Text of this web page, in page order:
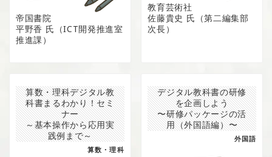
帝国書院
平野香 氏（ICT開発推進室
推進課）
教育芸術社
佐藤貴史 氏（第二編集部
次長）
算数・理科デジタル教
科書まるわかり！セミ
ナー
～基本操作から応用実
践例まで～
算数・理科
デジタル教科書の研修
を企画しよう
〜研修パッケージの活
用（外国語編）〜
外国語